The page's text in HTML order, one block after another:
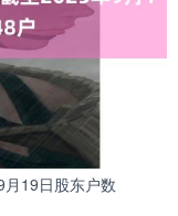
19日股东户数